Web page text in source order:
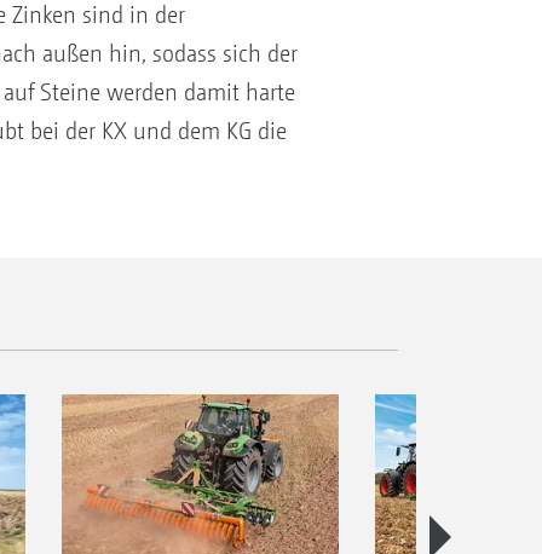
Zinken sind in der
außen hin, sodass sich der
Steine werden damit harte
bei der KX und dem KG die